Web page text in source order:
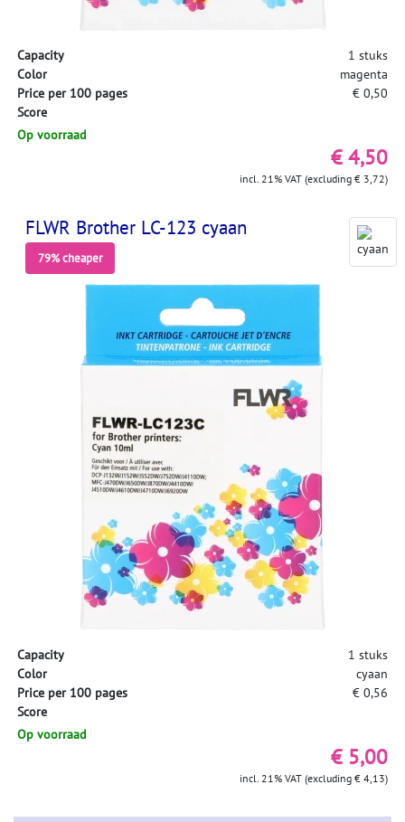
Capacity
1 stuks
Color
magenta
Price per 100 pages
€ 0,50
Score
Op voorraad
€ 4,50
incl. 21% VAT (excluding € 3,72)
FLWR Brother LC-123 cyaan
79% cheaper
Capacity
1 stuks
Color
cyaan
Price per 100 pages
€ 0,56
Score
Op voorraad
€ 5,00
incl. 21% VAT (excluding € 4,13)